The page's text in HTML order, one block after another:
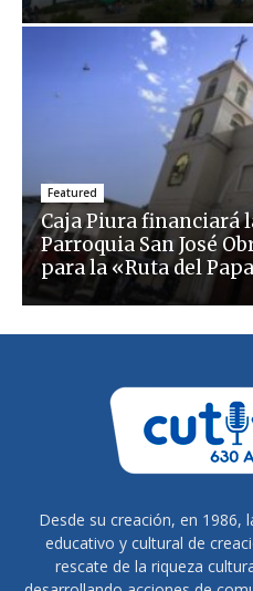
Featured
Caja Piura financiará
Parroquia San José
para la «Ruta del
Desde su creación, en 1986,
educativo y cultural de
rescate de la riqueza